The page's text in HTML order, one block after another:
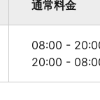
通常料金
08:00 -
20:00 -